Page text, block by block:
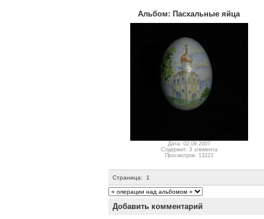
Альбом: Пасхальные яйца
Дата: 02.09.2007
Содержит: 3 элемента
Просмотров: 13223
Страница: 1
Добавить комментарий